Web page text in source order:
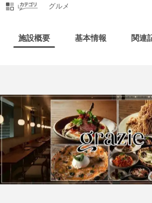
グルメ
施設概要 基本情報 関連